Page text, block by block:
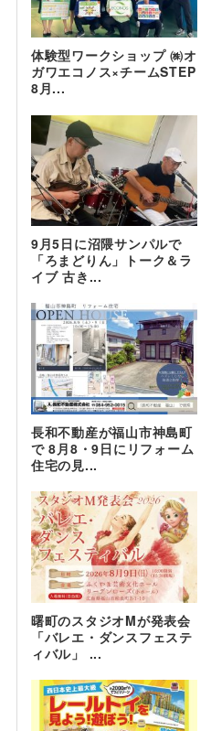
体験型ワークショップ ㈱オ
ガワエコノス×チームSTEP
8月...
9月5日に沼隈サンパルで
「ろまどりん」トーク＆ラ
イブ 古き...
長和不動産が福山市神島町
で 8月8・9日にリフォーム
住宅の見...
曙町のスタジオMが発表会
「バレエ・ダンスフェステ
ィバル」 ...